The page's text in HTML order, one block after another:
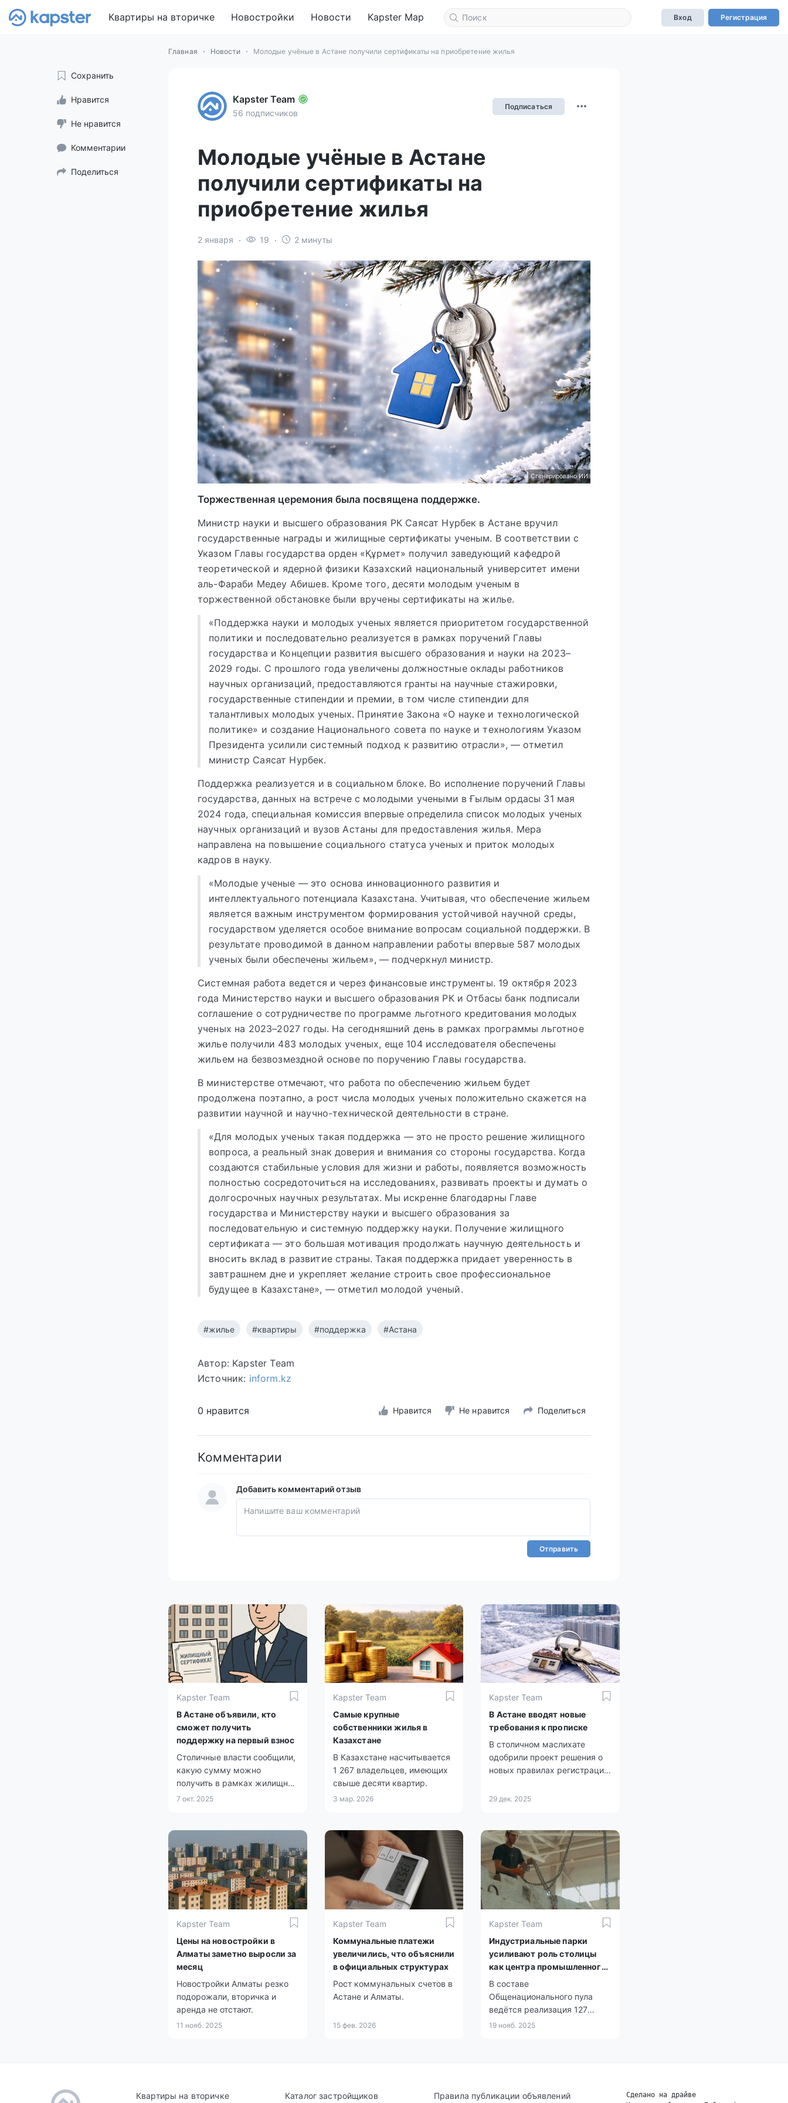
Квартиры на вторичке Новостройки Новости Kapster Map Вход Регистрация
Главная Новости Молодые учёные в Астане получили сертификаты на приобретение жилья
Сохранить
Нравится
Не нравится
Комментарии
Поделиться
Kapster Team
56 подписчиков
Подписаться
Молодые учёные в Астане
получили сертификаты на
приобретение жилья
2 января 19 2 минуты
Сгенерировано ИИ
Торжественная церемония была посвящена поддержке.
Министр науки и высшего образования РК Саясат Нурбек в Астане вручил
государственные награды и жилищные сертификаты ученым. В соответствии с
Указом Главы государства орден «Құрмет» получил заведующий кафедрой
теоретической и ядерной физики Казахский национальный университет имени
аль-Фараби Медеу Абишев. Кроме того, десяти молодым ученым в
торжественной обстановке были вручены сертификаты на жилье.
«Поддержка науки и молодых ученых является приоритетом государственной
политики и последовательно реализуется в рамках поручений Главы
государства и Концепции развития высшего образования и науки на 2023–
2029 годы. С прошлого года увеличены должностные оклады работников
научных организаций, предоставляются гранты на научные стажировки,
государственные стипендии и премии, в том числе стипендии для
талантливых молодых ученых. Принятие Закона «О науке и технологической
политике» и создание Национального совета по науке и технологиям Указом
Президента усилили системный подход к развитию отрасли», — отметил
министр Саясат Нурбек.
Поддержка реализуется и в социальном блоке. Во исполнение поручений Главы
государства, данных на встрече с молодыми учеными в Ғылым ордасы 31 мая
2024 года, специальная комиссия впервые определила список молодых ученых
научных организаций и вузов Астаны для предоставления жилья. Мера
направлена на повышение социального статуса ученых и приток молодых
кадров в науку.
«Молодые ученые — это основа инновационного развития и
интеллектуального потенциала Казахстана. Учитывая, что обеспечение жильем
является важным инструментом формирования устойчивой научной среды,
государством уделяется особое внимание вопросам социальной поддержки. В
результате проводимой в данном направлении работы впервые 587 молодых
ученых были обеспечены жильем», — подчеркнул министр.
Системная работа ведется и через финансовые инструменты. 19 октября 2023
года Министерство науки и высшего образования РК и Отбасы банк подписали
соглашение о сотрудничестве по программе льготного кредитования молодых
ученых на 2023–2027 годы. На сегодняшний день в рамках программы льготное
жилье получили 483 молодых ученых, еще 104 исследователя обеспечены
жильем на безвозмездной основе по поручению Главы государства.
В министерстве отмечают, что работа по обеспечению жильем будет
продолжена поэтапно, а рост числа молодых ученых положительно скажется на
развитии научной и научно-технической деятельности в стране.
«Для молодых ученых такая поддержка — это не просто решение жилищного
вопроса, а реальный знак доверия и внимания со стороны государства. Когда
создаются стабильные условия для жизни и работы, появляется возможность
полностью сосредоточиться на исследованиях, развивать проекты и думать о
долгосрочных научных результатах. Мы искренне благодарны Главе
государства и Министерству науки и высшего образования за
последовательную и системную поддержку науки. Получение жилищного
сертификата — это большая мотивация продолжать научную деятельность и
вносить вклад в развитие страны. Такая поддержка придает уверенность в
завтрашнем дне и укрепляет желание строить свое профессиональное
будущее в Казахстане», — отметил молодой ученый.
#жилье #квартиры #поддержка #Астана
Автор: Kapster Team
Источник: inform.kz
0 нравится Нравится Не нравится Поделиться
Комментарии
Добавить комментарий отзыв
Отправить
Kapster Team
В Астане объявили, кто
сможет получить
поддержку на первый взнос
Столичные власти сообщили,
какую сумму можно
получить в рамках жилищной
поддержки и на какие цели
7 окт. 2025
Kapster Team
Самые крупные
собственники жилья в
Казахстане
В Казахстане насчитывается
1 267 владельцев, имеющих
свыше десяти квартир.
3 мар. 2026
Kapster Team
В Астане вводят новые
требования к прописке
В столичном маслихате
одобрили проект решения о
новых правилах регистрации
29 дек. 2025
Kapster Team
Цены на новостройки в
Алматы заметно выросли за
месяц
Новостройки Алматы резко
подорожали, вторичка и
аренда не отстают.
11 нояб. 2025
Kapster Team
Коммунальные платежи
увеличились, что объяснили
в официальных структурах
Рост коммунальных счетов в
Астане и Алматы.
15 фев. 2026
Kapster Team
Индустриальные парки
усиливают роль столицы
как центра промышленного
развития
В составе
Общенационального пула
ведётся реализация 127
проектов.
19 нояб. 2025
Квартиры на вторичке Каталог застройщиков Правила публикации объявлений
Сделано на драйве